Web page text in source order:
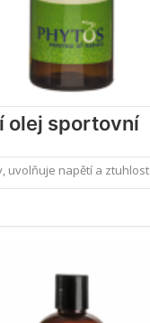
olej sportovní
uvolňuje napětí a ztuhlost